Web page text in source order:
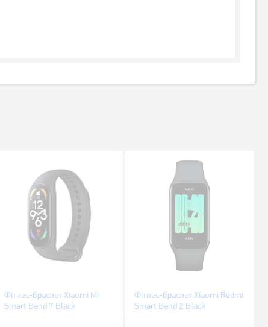
Фітнес-браслет Xiaomi Mi
Smart Band 7 Black
Фітнес-браслет Xiaomi Redmi
Smart Band 2 Black